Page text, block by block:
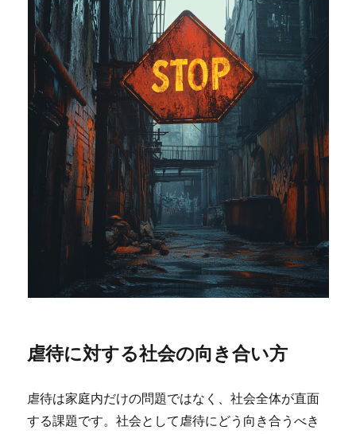
虐待に対する社会の向き合い方
虐待は家庭内だけの問題ではなく、社会全体が直面
する課題です。社会として虐待にどう向き合うべき